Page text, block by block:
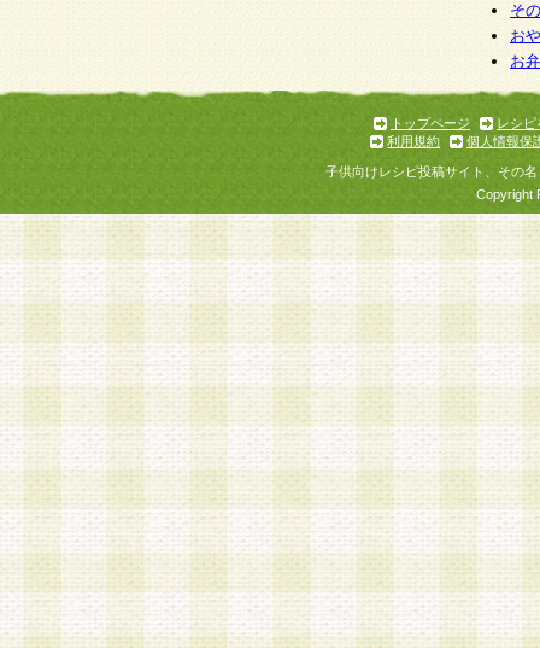
そ
お
お
トップページ
レシピ
利用規約
個人情報保
子供向けレシピ投稿サイト、その
Copyright